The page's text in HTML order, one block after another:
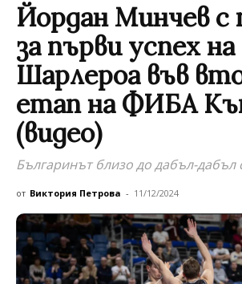
Йордан Минчев с
за първи успех на
Шарлероа във
етап на ФИБА
(видео)
Българинът близо до дабъл-дабъл
от Виктория Петрова - 11/12/2024